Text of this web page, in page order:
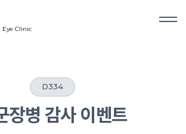
Eye Clinic
D334
장병 감사 이벤트